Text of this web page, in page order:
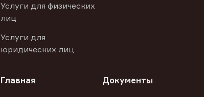
Услуги для физических
лиц
Услуги для
юридических лиц
Главная Документы